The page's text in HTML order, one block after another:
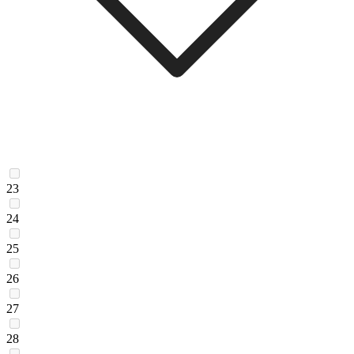
23
24
25
26
27
28